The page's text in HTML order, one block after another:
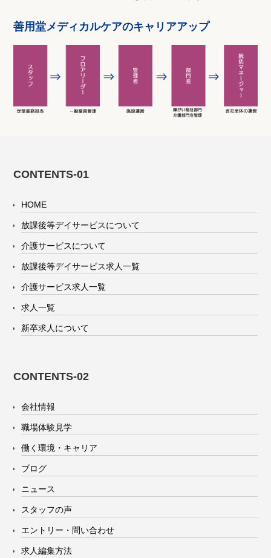
善用堂メディカルケアのキャリアアップ
CONTENTS-01
HOME
放課後等デイサービスについて
介護サービスについて
放課後等デイサービス求人一覧
介護サービス求人一覧
求人一覧
新卒求人について
CONTENTS-02
会社情報
職場体験見学
働く環境・キャリア
ブログ
ニュース
スタッフの声
エントリー・問い合わせ
求人編集方法